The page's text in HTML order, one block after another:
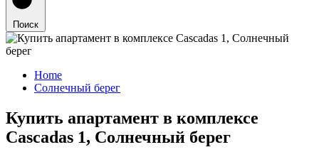
Поиск
Home
Солнечный берег
Купить апартамент в комплексе
Cascadas 1, Солнечный берег